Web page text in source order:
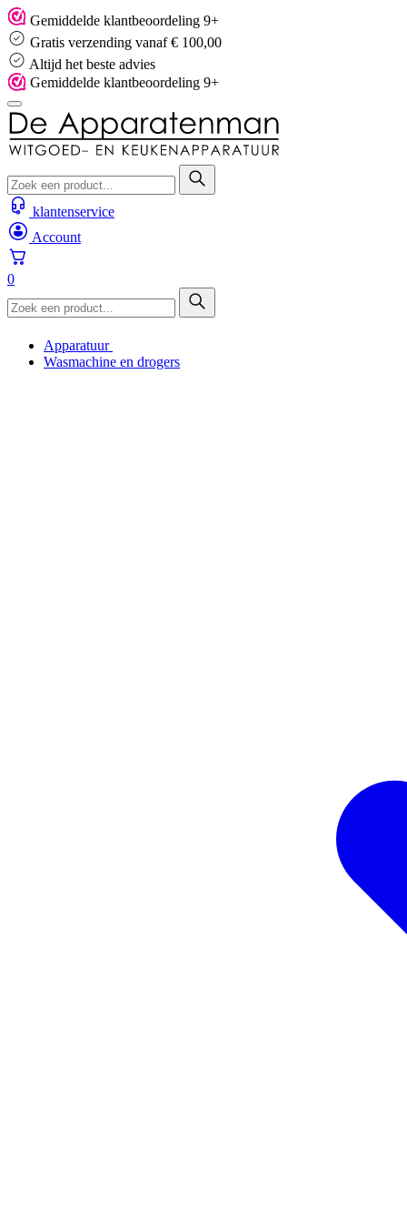
Skip
to
content
Gemiddelde klantbeoordeling 9+
Gratis verzending vanaf € 100,00
Altijd het beste advies
Gemiddelde klantbeoordeling 9+
klantenservice
Account
0
Apparatuur
Wasmachine en drogers